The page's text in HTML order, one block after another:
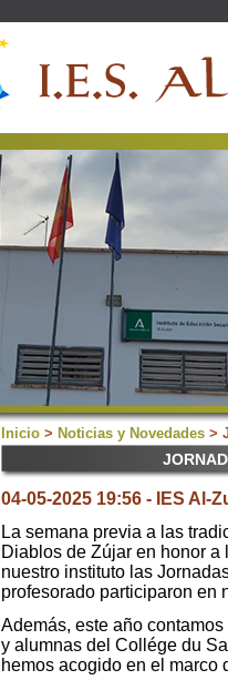
Inicio > Noticias y Novedades >
04-05-2025 19:56 - IES Al-
La semana previa a las
Diablos de Zújar en honor
nuestro instituto las
profesorado participaron en
Además, este año
y alumnas del Collége du
hemos acogido en el marco